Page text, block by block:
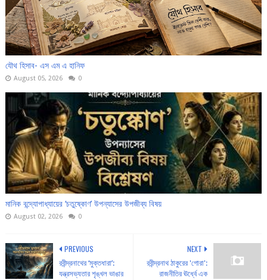
যৌথ হিসাব- এস এম এ হানিফ
August 05, 2026 0
মানিক বন্দ্যোপাধ্যায়ের ‘চতুষ্কোণ’ উপন্যাসের উপজীব্য বিষয়
August 02, 2026 0
NEXT
রবীন্দ্রনাথ ঠাকুরের 'গোরা':
রাজনীতির ঊর্ধ্বে এক
PREVIOUS
রবীন্দ্রনাথের ‘মুক্তধারা’:
যন্ত্রসভ্যতার শৃঙ্খল ভাঙার